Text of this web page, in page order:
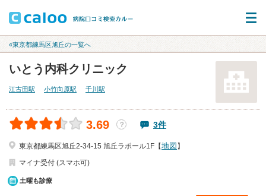
«東京都練馬区旭丘の一覧へ
いとう内科クリニック
江古田駅 小竹向原駅 千川駅
3.69 ？ 3件
東京都練馬区旭丘2-34-15 旭丘ラポール1F【地図 】
マイナ受付 (スマホ可)
土曜も診療